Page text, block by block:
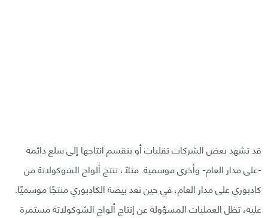
قد تشهد بعض الشركات تقلبات أو ينقسم انتاجها إلى سلع دائمة
-على مدار العام- وأخرى موسمية. مثلًا، تنتج ألواح الشوكولاتة من
كادبوري على مدار العام، في حين تعد بيضة الكادبوري منتجًا موسميًا.
عليه، تظل العمليات المسؤولة عن إنتاج ألواح الشوكولاتة مستمرة